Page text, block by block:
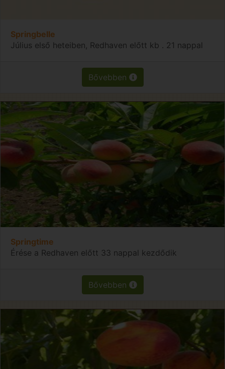
Springbelle
Július első heteiben, Redhaven előtt kb . 21 nappal
Bővebben
Springtime
Érése a Redhaven előtt 33 nappal kezdődik
Bővebben